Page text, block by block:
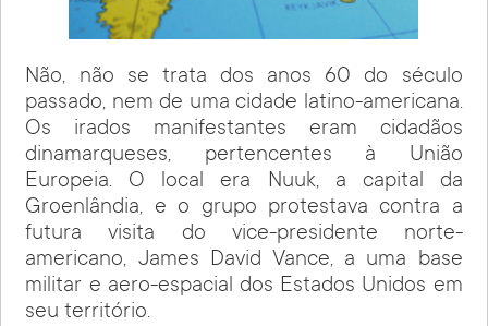
Não, não se trata dos anos 60 do século
passado, nem de uma cidade latino-americana.
Os irados manifestantes eram cidadãos
dinamarqueses, pertencentes à União
Europeia. O local era Nuuk, a capital da
Groenlândia, e o grupo protestava contra a
futura visita do vice-presidente norte-
americano, James David Vance, a uma base
militar e aero-espacial dos Estados Unidos em
seu território.